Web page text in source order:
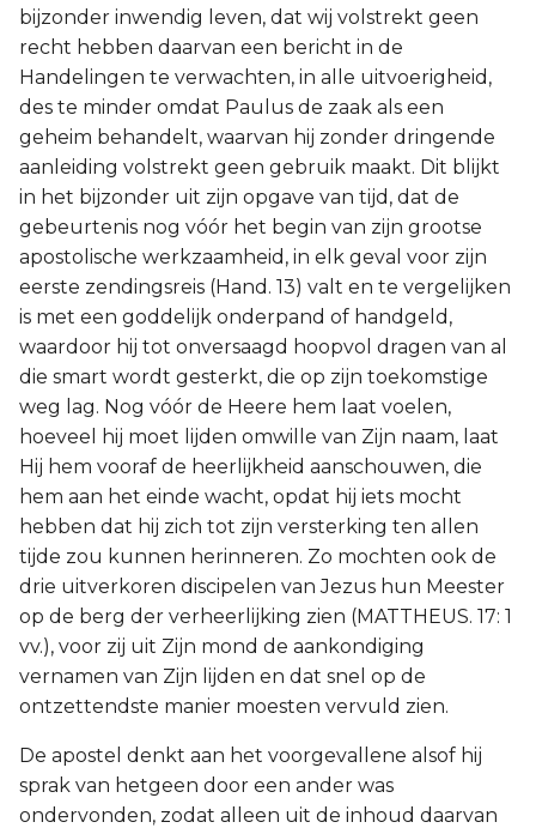
bijzonder inwendig leven, dat wij volstrekt geen
recht hebben daarvan een bericht in de
Handelingen te verwachten, in alle uitvoerigheid,
des te minder omdat Paulus de zaak als een
geheim behandelt, waarvan hij zonder dringende
aanleiding volstrekt geen gebruik maakt. Dit blijkt
in het bijzonder uit zijn opgave van tijd, dat de
gebeurtenis nog vóór het begin van zijn grootse
apostolische werkzaamheid, in elk geval voor zijn
eerste zendingsreis (Hand. 13) valt en te vergelijken
is met een goddelijk onderpand of handgeld,
waardoor hij tot onversaagd hoopvol dragen van al
die smart wordt gesterkt, die op zijn toekomstige
weg lag. Nog vóór de Heere hem laat voelen,
hoeveel hij moet lijden omwille van Zijn naam, laat
Hij hem vooraf de heerlijkheid aanschouwen, die
hem aan het einde wacht, opdat hij iets mocht
hebben dat hij zich tot zijn versterking ten allen
tijde zou kunnen herinneren. Zo mochten ook de
drie uitverkoren discipelen van Jezus hun Meester
op de berg der verheerlijking zien (MATTHEUS. 17: 1
vv.), voor zij uit Zijn mond de aankondiging
vernamen van Zijn lijden en dat snel op de
ontzettendste manier moesten vervuld zien.
De apostel denkt aan het voorgevallene alsof hij
sprak van hetgeen door een ander was
ondervonden, zodat alleen uit de inhoud daarvan